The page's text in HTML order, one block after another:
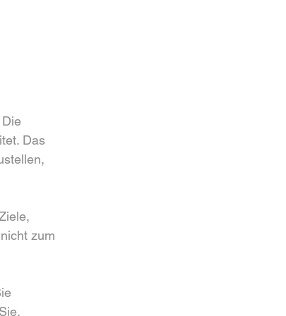
Das
zum